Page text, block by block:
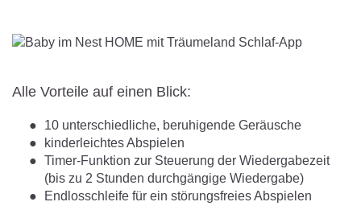
Alle Vorteile auf einen Blick:
10 unterschiedliche, beruhigende Geräusche
kinderleichtes Abspielen
Timer-Funktion zur Steuerung der Wiedergabezeit
(bis zu 2 Stunden durchgängige Wiedergabe)
Endlosschleife für ein störungsfreies Abspielen